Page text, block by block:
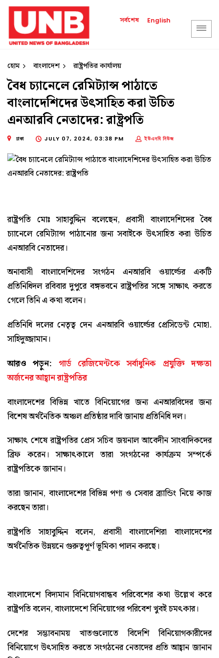
সর্বশেষ English
হোম বাংলাদেশ রাষ্ট্রপতির কার্যালয়
বৈধ চ্যানেলে রেমিট্যান্স পাঠাতে
বাংলাদেশিদের উৎসাহিত করা উচিত
এনআরবি নেতাদের: রাষ্ট্রপতি
ঢাকা JULY 07, 2024, 03:38 PM ইউএনবি নিউজ
রাষ্ট্রপতি মোঃ সাহাবুদ্দিন বলেছেন, প্রবাসী বাংলাদেশিদের বৈধ
চ্যানেলে রেমিট্যান্স পাঠানোর জন্য সবাইকে উৎসাহিত করা উচিত
এনআরবি নেতাদের।
অনাবাসী বাংলাদেশিদের সংগঠন এনআরবি ওয়ার্ল্ডের একটি
প্রতিনিধিদল রবিবার দুপুরে বঙ্গভবনে রাষ্ট্রপতির সঙ্গে সাক্ষাৎ করতে
গেলে তিনি এ কথা বলেন।
প্রতিনিধি দলের নেতৃত্ব দেন এনআরবি ওয়ার্ল্ডের প্রেসিডেন্ট মোহা.
সাহিদুজ্জামান।
আরও পড়ুন: গার্ড রেজিমেন্টকে সর্বাধুনিক প্রযুক্তি দক্ষতা
অর্জনের আহ্বান রাষ্ট্রপতির
বাংলাদেশের বিভিন্ন খাতে বিনিয়োগের জন্য এনআরবিদের জন্য
বিশেষ অর্থনৈতিক অঞ্চল প্রতিষ্ঠার দাবি জানায় প্রতিনিধি দল।
সাক্ষাৎ শেষে রাষ্ট্রপতির প্রেস সচিব জয়নাল আবেদীন সাংবাদিকদের
ব্রিফ করেন। সাক্ষাৎকালে তারা সংগঠনের কার্যক্রম সম্পর্কে
রাষ্ট্রপতিকে জানান।
তারা জানান, বাংলাদেশের বিভিন্ন পণ্য ও সেবার ব্র্যান্ডিং নিয়ে কাজ
করছেন তারা।
রাষ্ট্রপতি সাহাবুদ্দিন বলেন, প্রবাসী বাংলাদেশিরা বাংলাদেশের
অর্থনৈতিক উন্নয়নে গুরুত্বপূর্ণ ভূমিকা পালন করছে।
বাংলাদেশে বিদ্যমান বিনিয়োগবান্ধব পরিবেশের কথা উল্লেখ করে
রাষ্ট্রপতি বলেন, বাংলাদেশে বিনিয়োগের পরিবেশ খুবই চমৎকার।
দেশের সম্ভাবনাময় খাতগুলোতে বিদেশি বিনিয়োগকারীদের
বিনিয়োগে উৎসাহিত করতে সংগঠনের নেতাদের প্রতি আহ্বান জানান